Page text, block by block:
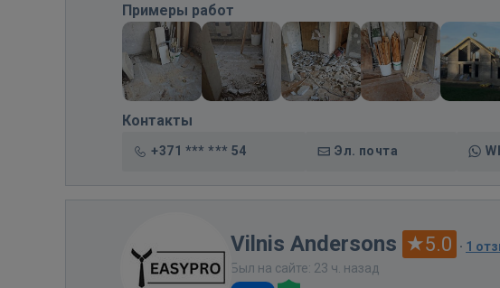
Примеры работ
Контакты
+371 *** *** 54 Эл. почта
Vilnis Andersons 5.0 · 1
Был на сайте: 23 ч. назад